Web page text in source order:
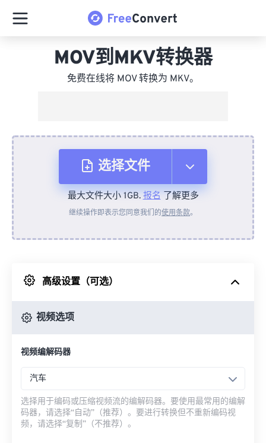
MOV到MKV转换器
免费在线将 MOV 转换为 MKV。
选择文件
从设备
来自 Google Drive
最大文件大小 1GB.报名了解更多
继续操作即表示您同意我们的使用条款。
高级设置（可选）
视频选项
视频编解码器
汽车
选择用于编码或压缩视频流的编解码器。要使用最常用的编解
码器，请选择“自动”（推荐）。要进行转换但不重新编码视
频，请选择“复制”（不推荐）。